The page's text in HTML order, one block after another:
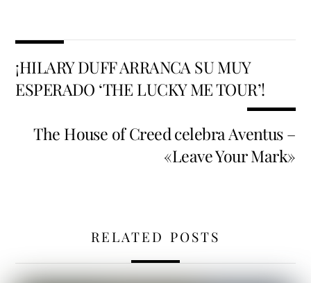
¡HILARY DUFF ARRANCA SU MUY
ESPERADO ‘THE LUCKY ME TOUR’!
The House of Creed celebra Aventus –
«Leave Your Mark»
RELATED POSTS